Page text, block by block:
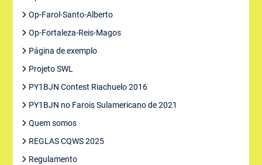
Op-Farol-Santo-Alberto
Op-Fortaleza-Reis-Magos
Página de exemplo
Projeto SWL
PY1BJN Contest Riachuelo 2016
PY1BJN no Farois Sulamericano de 2021
Quem somos
REGLAS CQWS 2025
Regulamento